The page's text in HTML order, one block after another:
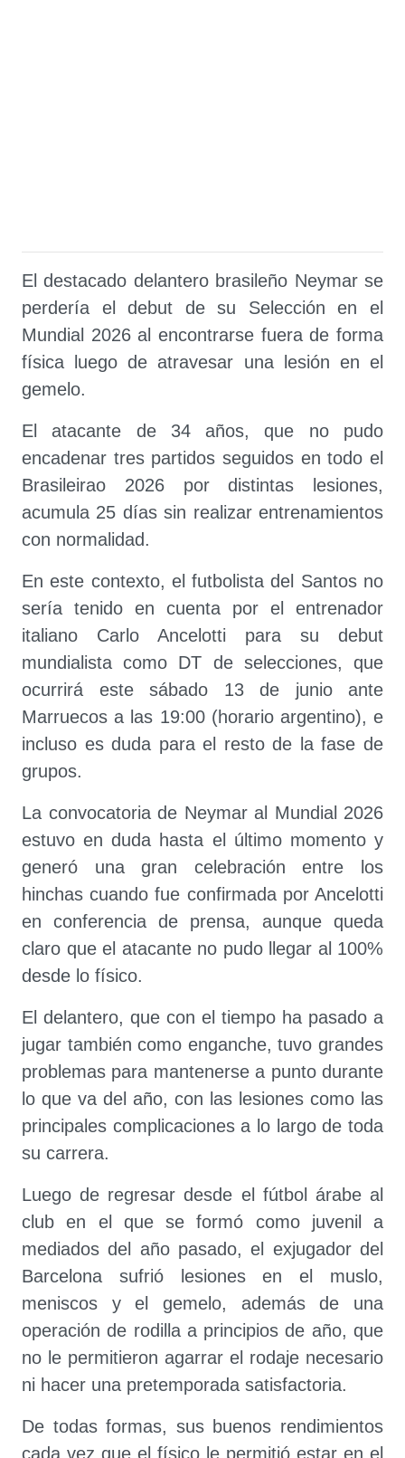
El destacado delantero brasileño Neymar se
perdería el debut de su Selección en el
Mundial 2026 al encontrarse fuera de forma
física luego de atravesar una lesión en el
gemelo.
El atacante de 34 años, que no pudo
encadenar tres partidos seguidos en todo el
Brasileirao 2026 por distintas lesiones,
acumula 25 días sin realizar entrenamientos
con normalidad.
En este contexto, el futbolista del Santos no
sería tenido en cuenta por el entrenador
italiano Carlo Ancelotti para su debut
mundialista como DT de selecciones, que
ocurrirá este sábado 13 de junio ante
Marruecos a las 19:00 (horario argentino), e
incluso es duda para el resto de la fase de
grupos.
La convocatoria de Neymar al Mundial 2026
estuvo en duda hasta el último momento y
generó una gran celebración entre los
hinchas cuando fue confirmada por Ancelotti
en conferencia de prensa, aunque queda
claro que el atacante no pudo llegar al 100%
desde lo físico.
El delantero, que con el tiempo ha pasado a
jugar también como enganche, tuvo grandes
problemas para mantenerse a punto durante
lo que va del año, con las lesiones como las
principales complicaciones a lo largo de toda
su carrera.
Luego de regresar desde el fútbol árabe al
club en el que se formó como juvenil a
mediados del año pasado, el exjugador del
Barcelona sufrió lesiones en el muslo,
meniscos y el gemelo, además de una
operación de rodilla a principios de año, que
no le permitieron agarrar el rodaje necesario
ni hacer una pretemporada satisfactoria.
De todas formas, sus buenos rendimientos
cada vez que el físico le permitió estar en el